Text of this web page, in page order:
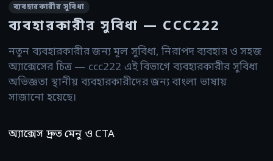
ব্যবহারকারীর সুবিধা
ব্যবহারকারীর সুবিধা — CCC222
নতুন ব্যবহারকারীর জন্য মূল সুবিধা, নিরাপদ ব্যবহার ও সহজ
অ্যাক্সেসের চিত্র — ccc222 এই বিভাগে ব্যবহারকারীর সুবিধা
অভিজ্ঞতা স্থানীয় ব্যবহারকারীদের জন্য বাংলা ভাষায়
সাজানো হয়েছে।
অ্যাক্সেস দ্রুত মেনু ও CTA